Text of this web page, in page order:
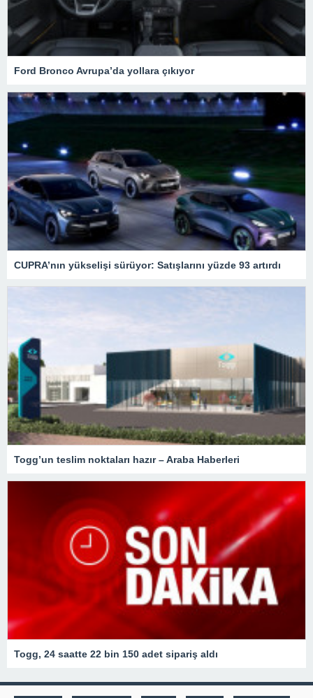
Ford Bronco Avrupa’da yollara çıkıyor
CUPRA’nın yükselişi sürüyor: Satışlarını yüzde 93 artırdı
Togg’un teslim noktaları hazır – Araba Haberleri
Togg, 24 saatte 22 bin 150 adet sipariş aldı